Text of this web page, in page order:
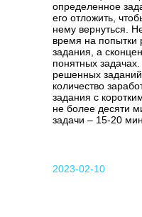
2023-02-10
определенное
его отложить,
нему вернуться.
время на попытки
задания, а
понятных задачах.
решенных
количество
задания с
не более десяти
задачи – 15-20